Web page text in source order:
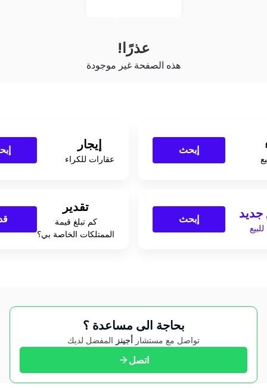
عذرًا!
هذه الصفحة غير موجودة
إبحث إيجار
عقارات للكراء
إبحث
تقدير
كم تبلغ قيمة
الممتلكات الخاصة بي؟
بحاجة الى مساعدة ؟
تواصل مع مستشار أجينز المفضل لديك
اتصل